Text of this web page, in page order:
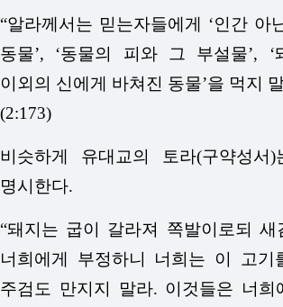
“알라께서는 믿는자들에게 ‘인간 아
동물’, ‘동물의 피와 그 부설물’, ‘
이외의 신에게 바쳐진 동물’을 먹지
(2:173)
비슷하게 유대교의 토라(구약성서
명시한다.
“돼지는 굽이 갈라져 쪽발이로되 새
너희에게 부정하니 너희는 이 고기
주검도 만지지 말라. 이것들은 너희